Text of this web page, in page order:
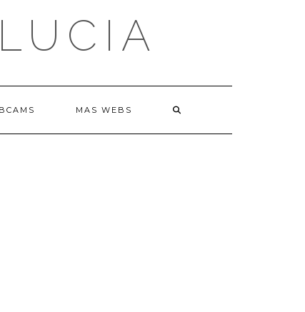
MAS WEBS